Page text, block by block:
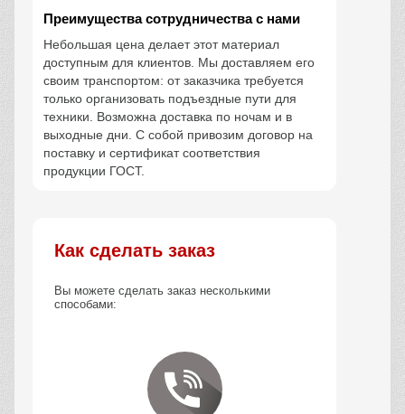
Преимущества сотрудничества с нами
Небольшая цена делает этот материал
доступным для клиентов. Мы доставляем его
своим транспортом: от заказчика требуется
только организовать подъездные пути для
техники. Возможна доставка по ночам и в
выходные дни. С собой привозим договор на
поставку и сертификат соответствия
продукции ГОСТ.
Как сделать заказ
Вы можете сделать заказ несколькими
способами: